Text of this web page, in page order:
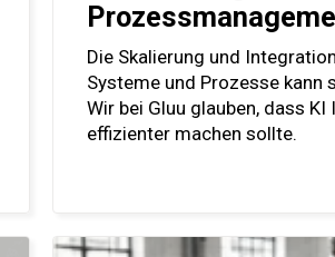
Die Skalierung und
Systeme und Prozesse kann
Wir bei Gluu glauben, dass
effizienter machen sollte.